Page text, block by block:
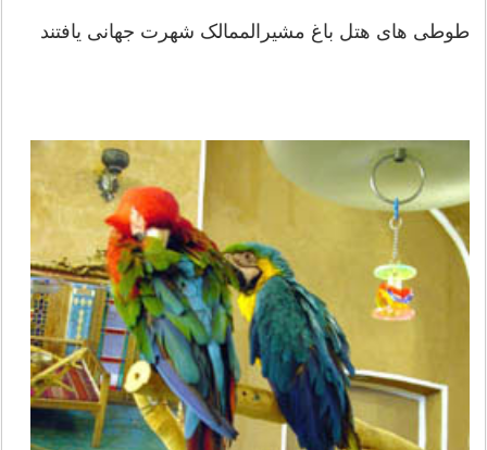
طوطی های هتل باغ مشیرالممالک شهرت جهانی یافتند